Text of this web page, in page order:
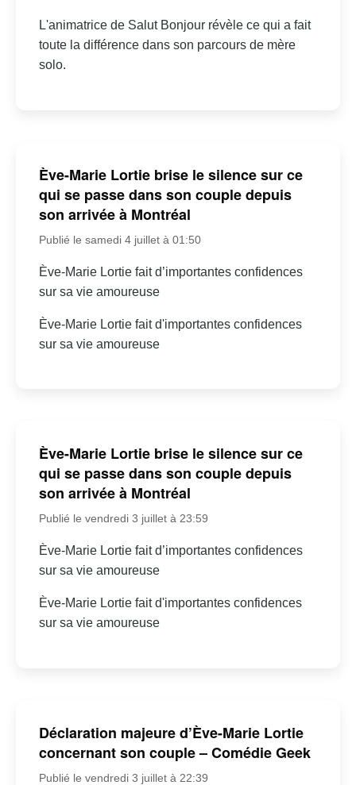
L'animatrice de Salut Bonjour révèle ce qui a fait
toute la différence dans son parcours de mère
solo.
Ève-Marie Lortie brise le silence sur ce
qui se passe dans son couple depuis
son arrivée à Montréal
Publié le samedi 4 juillet à 01:50
Ève-Marie Lortie fait d’importantes confidences
sur sa vie amoureuse
Ève-Marie Lortie fait d'importantes confidences
sur sa vie amoureuse
Ève-Marie Lortie brise le silence sur ce
qui se passe dans son couple depuis
son arrivée à Montréal
Publié le vendredi 3 juillet à 23:59
Ève-Marie Lortie fait d’importantes confidences
sur sa vie amoureuse
Ève-Marie Lortie fait d'importantes confidences
sur sa vie amoureuse
Déclaration majeure d’Ève-Marie Lortie
concernant son couple – Comédie Geek
Publié le vendredi 3 juillet à 22:39